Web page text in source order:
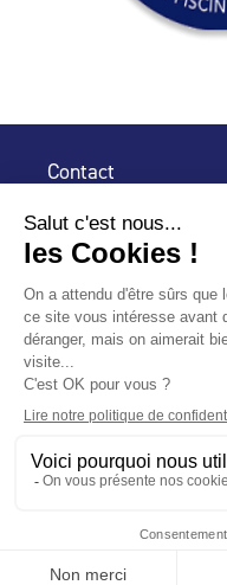
Contact
75 009 Paris
Nous suivre